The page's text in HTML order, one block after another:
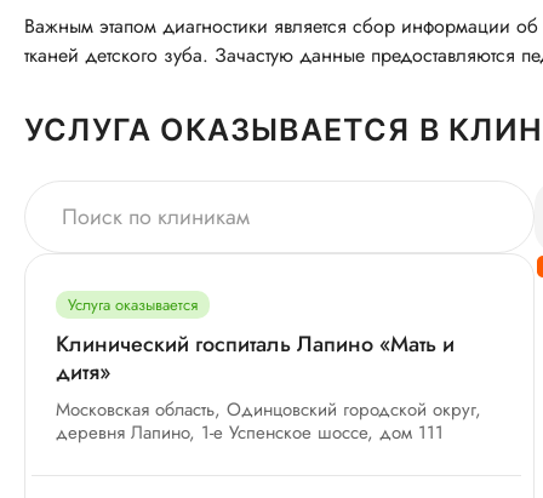
Важным этапом диагностики является сбор информации
тканей детского зуба. Зачастую данные предоставляются
УСЛУГА ОКАЗЫВАЕТСЯ В
Услуга оказывается
Клинический госпиталь Лапино «Мать и
дитя»
Московская область, Одинцовский городской округ,
деревня Лапино, 1-е Успенское шоссе, дом 111